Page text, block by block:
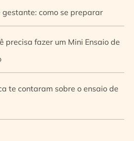
como se preparar
precisa fazer um Mini Ensaio de
te contaram sobre o ensaio de